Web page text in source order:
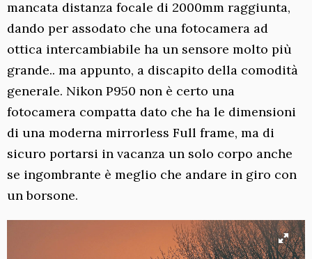
mancata distanza focale di 2000mm raggiunta,
dando per assodato che una fotocamera ad
ottica intercambiabile ha un sensore molto più
grande.. ma appunto, a discapito della comodità
generale. Nikon P950 non è certo una
fotocamera compatta dato che ha le dimensioni
di una moderna mirrorless Full frame, ma di
sicuro portarsi in vacanza un solo corpo anche
se ingombrante è meglio che andare in giro con
un borsone.